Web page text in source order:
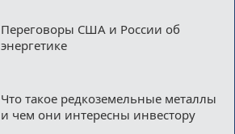
Переговоры США и России об
энергетике
Что такое редкоземельные металлы
и чем они интересны инвестору